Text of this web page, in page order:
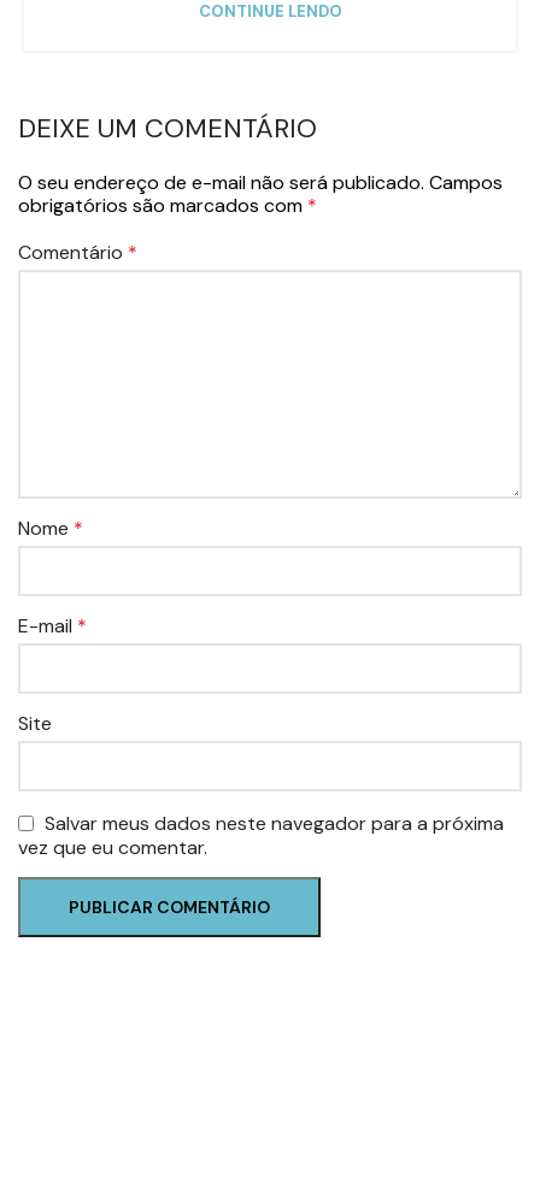
CONTINUE LENDO
DEIXE UM COMENTÁRIO
O seu endereço de e-mail não será publicado. Campos
obrigatórios são marcados com *
Comentário *
Nome *
E-mail *
Site
Salvar meus dados neste navegador para a próxima
vez que eu comentar.